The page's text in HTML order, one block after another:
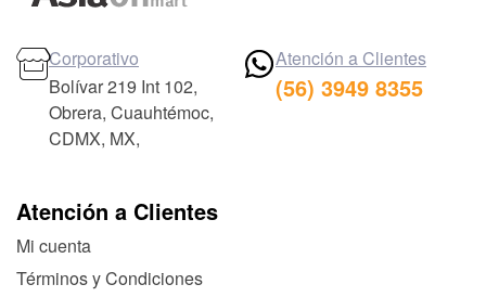
Atención a Clientes
Mi cuenta
Términos y Condiciones
Corporativo
Bolívar 219 Int 102,
Obrera, Cuauhtémoc,
CDMX, MX,
Atención a Clientes
(56) 3949 8355